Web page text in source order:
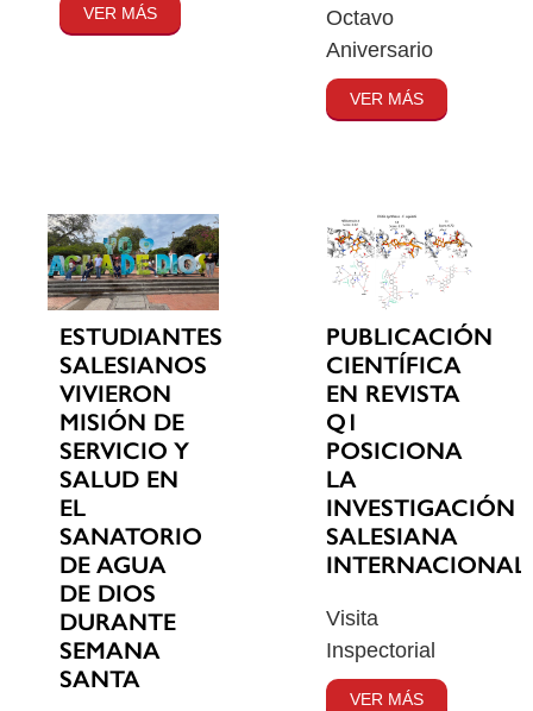
VER MÁS
Octavo
Aniversario
VER MÁS
ESTUDIANTES
SALESIANOS
VIVIERON
MISIÓN DE
SERVICIO Y
SALUD EN
EL
SANATORIO
DE AGUA
DE DIOS
DURANTE
SEMANA
SANTA
PUBLICACIÓN
CIENTÍFICA
EN REVISTA
Q1
POSICIONA
LA
INVESTIGACIÓN
SALESIANA
Visita
Inspectorial
VER MÁS